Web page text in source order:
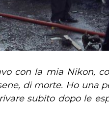
con la mia Nikon,
di morte. Ho una
subito dopo le